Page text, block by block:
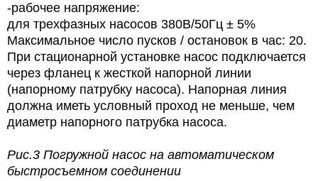
-рабочее напряжение:
для трехфазных насосов 380В/50Гц ± 5%
Максимальное число пусков / остановок в час: 20.
При стационарной установке насос подключается
через фланец к жесткой напорной линии
(напорному патрубку насоса). Напорная линия
должна иметь условный проход не меньше, чем
диаметр напорного патрубка насоса.
Рис.3 Погружной насос на автоматическом
быстросъемном соединении